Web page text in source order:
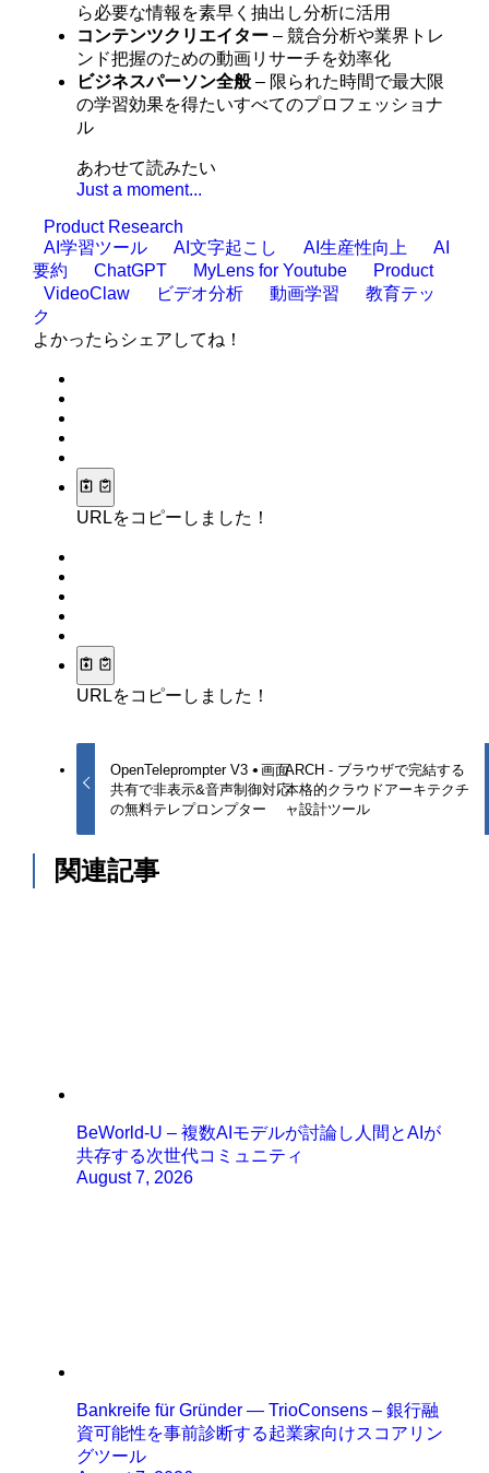
ら必要な情報を素早く抽出し分析に活用
コンテンツクリエイター – 競合分析や業界トレ
ンド把握のための動画リサーチを効率化
ビジネスパーソン全般 – 限られた時間で最大限
の学習効果を得たいすべてのプロフェッショナ
ル
あわせて読みたい
Just a moment...
Product Research
AI学習ツール
AI文字起こし AI生産性向上
AI
要約
ChatGPT MyLens for Youtube
Product
VideoClaw
ビデオ分析 動画学習
教育テッ
ク
よかったらシェアしてね！
URLをコピーしました！
URLをコピーしました！
OpenTeleprompter V3 - 画面
共有で非表示&音声制御対応
の無料テレプロンプター
ARCH - ブラウザで完結する
本格的クラウドアーキテクチ
ャ設計ツール
関連記事
BeWorld-U – 複数AIモデルが討論し人間とAIが
共存する次世代コミュニティ
August 7, 2026
Bankreife für Gründer — TrioConsens – 銀行融
資可能性を事前診断する起業家向けスコアリン
グツール